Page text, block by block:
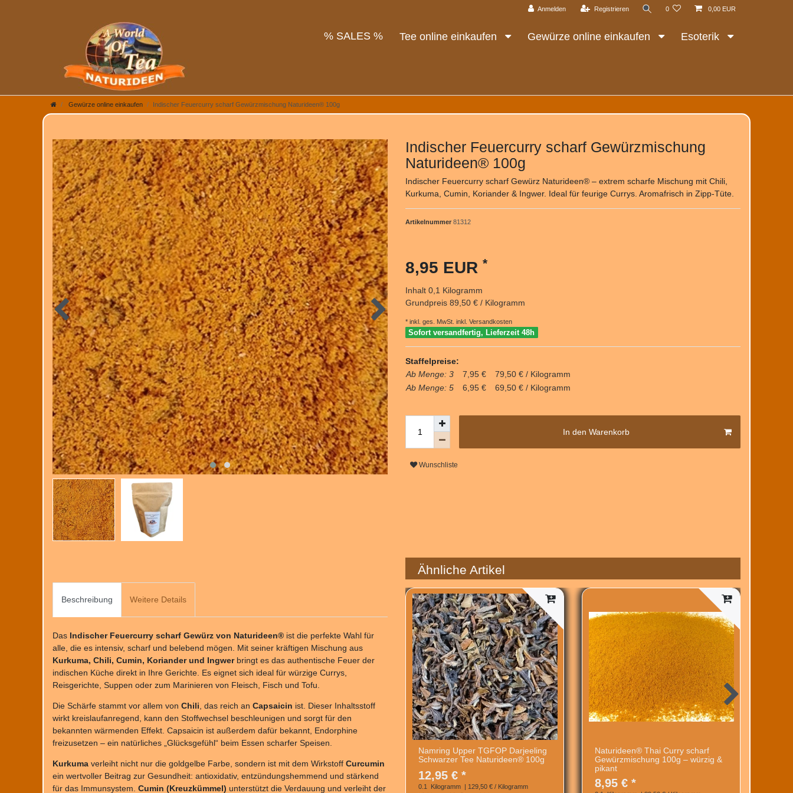
Anmelden Registrieren 0 0,00 EUR
% SALES % Tee online einkaufen Gewürze online einkaufen Esoterik
Gewürze online einkaufen Indischer Feuercurry scharf Gewürzmischung Naturideen® 100g
Indischer Feuercurry scharf Gewürzmischung
Naturideen® 100g
Indischer Feuercurry scharf Gewürz Naturideen® – extrem scharfe Mischung mit Chili,
Kurkuma, Cumin, Koriander & Ingwer. Ideal für feurige Currys. Aromafrisch in Zipp-Tüte.
Artikelnummer 81312
8,95 EUR *
Inhalt 0,1 Kilogramm
Grundpreis 89,50 € / Kilogramm
* inkl. ges. MwSt. inkl. Versandkosten
Sofort versandfertig, Lieferzeit 48h
Staffelpreise:
Ab Menge: 3
7,95 €
79,50 € / Kilogramm
Ab Menge: 5
6,95 € 69,50 € / Kilogramm
In den Warenkorb
Wunschliste
Beschreibung Weitere Details
Das Indischer Feuercurry scharf Gewürz von Naturideen® ist die perfekte Wahl für
alle, die es intensiv, scharf und belebend mögen. Mit seiner kräftigen Mischung aus
Kurkuma, Chili, Cumin, Koriander und Ingwerbringt es das authentische Feuer der
indischen Küche direkt in Ihre Gerichte. Es eignet sich ideal für würzige Currys,
Reisgerichte, Suppen oder zum Marinieren von Fleisch, Fisch und Tofu.
Die Schärfe stammt vor allem von Chili , das reich an Capsaicin ist. Dieser Inhaltsstoff
wirkt kreislaufanregend, kann den Stoffwechsel beschleunigen und sorgt für den
bekannten wärmenden Effekt. Capsaicin ist außerdem dafür bekannt, Endorphine
freizusetzen – ein natürliches „Glücksgefühl“ beim Essen scharfer Speisen.
Kurkuma verleiht nicht nur die goldgelbe Farbe, sondern ist mit dem Wirkstoff Curcumin
ein wertvoller Beitrag zur Gesundheit: antioxidativ, entzündungshemmend und stärkend
für das Immunsystem. Cumin (Kreuzkümmel) unterstützt die Verdauung und verleiht der
Ähnliche Artikel
Namring Upper TGFOP Darjeeling
Schwarzer Tee Naturideen® 100g
12,95 € *
0.1 Kilogramm | 129,50 € / Kilogramm
Naturideen® Thai Curry scharf
Gewürzmischung 100g – würzig &
pikant
8,95 € *